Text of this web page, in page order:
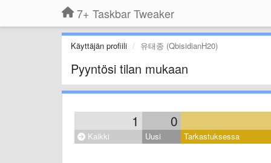
7+ Taskbar Tweaker
Käyttäjän profiili 유태종 (QbisidianH20)
Pyyntösi tilan mukaan
1 0
Kaikki Uusi Tarkastuksessa